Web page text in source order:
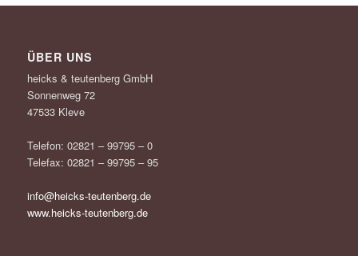
ÜBER UNS
heicks & teutenberg GmbH
Sonnenweg 72
47533 Kleve
Telefon: 02821 – 99795 – 0
Telefax: 02821 – 99795 – 95
info@heicks-teutenberg.de
www.heicks-teutenberg.de